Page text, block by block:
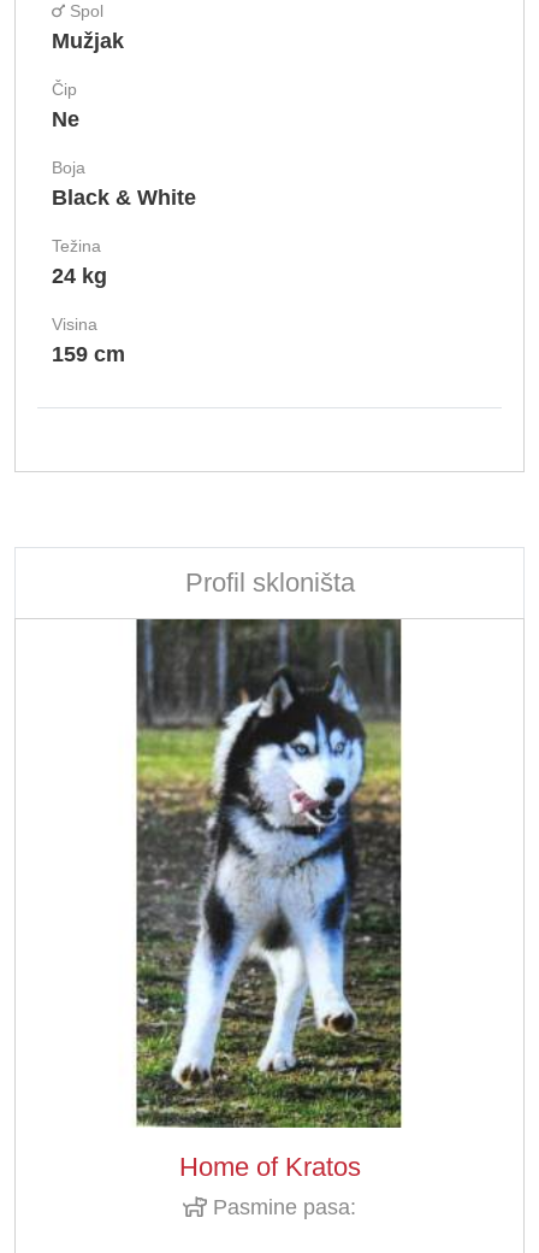
Spol
Mužjak
Čip
Ne
Boja
Black & White
Težina
24 kg
Visina
159 cm
Profil skloništa
Home of Kratos
Pasmine pasa: